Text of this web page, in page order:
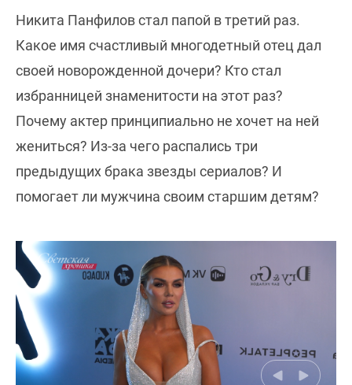
Никита Панфилов стал папой в третий раз.
Какое имя счастливый многодетный отец дал
своей новорожденной дочери? Кто стал
избранницей знаменитости на этот раз?
Почему актер принципиально не хочет на ней
жениться? Из-за чего распались три
предыдущих брака звезды сериалов? И
помогает ли мужчина своим старшим детям?